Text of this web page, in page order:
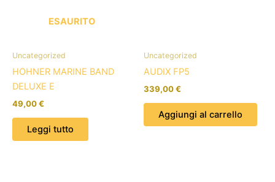
ESAURITO
Uncategorized
HOHNER MARINE BAND
DELUXE E
49,00€
Leggi tutto
Uncategorized
AUDIX FP5
339,00€
Aggiungi al carrello